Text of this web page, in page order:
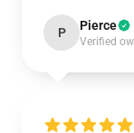
P Pierce
Verified